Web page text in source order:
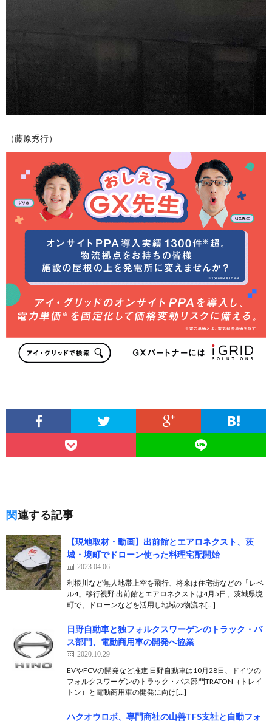
（藤原秀行）
関連する記事
【現地取材・動画】出前館とエアロネクスト、茨
城・境町でドローン使った料理宅配開始
2023.04.06
利根川など無人地帯上空を飛行、将来は住宅街などの「レベ
ル4」移行視野 出前館とエアロネクストは4月5日、茨城県境
町で、ドローンなどを活用し地域の物流ネ[…]
日野自動車と独フォルクスワーゲンのトラック・バ
ス部門、電動商用車の開発へ協業
2020.10.29
EVやFCVの開発など推進 日野自動車は10月28日、ドイツの
フォルクスワーゲンのトラック・バス部門TRATON（トレイ
トン）と電動商用車の開発に向け[…]
ハクオウロボ、専門商社の山善TFS支社と自動フォ